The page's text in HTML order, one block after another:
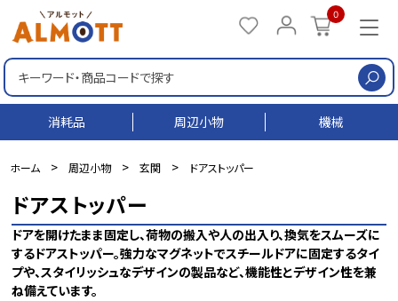
0
消耗品 周辺小物 機械
ホーム > 周辺小物 > 玄関 > ドアストッパー
ドアストッパー
ドアを開けたまま固定し、荷物の搬入や人の出入り、換気をスムーズに
するドアストッパー。強力なマグネットでスチールドアに固定するタイ
プや、スタイリッシュなデザインの製品など、機能性とデザイン性を兼
ね備えています。